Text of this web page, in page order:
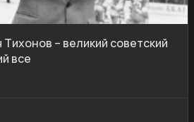
– великий советский
все